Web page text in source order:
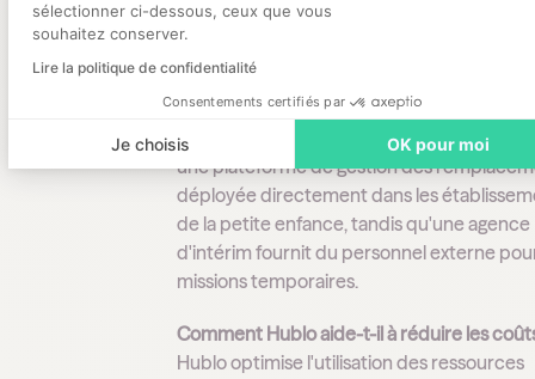
sélectionner ci-dessous, ceux que vous
souhaitez conserver.
Lire la politique de confidentialité
Consentements certifiés par
Je choisis OK pour moi
FAQ
Quelle est la principale différence entre
une agence d'intérim petite enfance ?
une plateforme de gestion des
déployée directement dans les
de la petite enfance, tandis qu'une agence
d'intérim fournit du personnel externe
missions temporaires.
Comment Hublo aide-t-il à réduire les
Hublo optimise l'utilisation des ressources